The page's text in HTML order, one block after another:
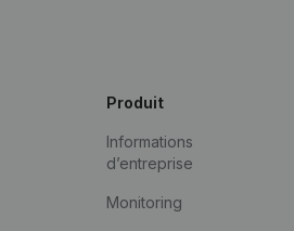
Produit
Informations
d’entreprise
Monitoring